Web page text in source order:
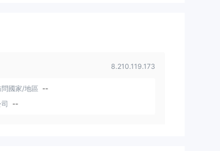
8.210.119.173
國家/地區 --
--